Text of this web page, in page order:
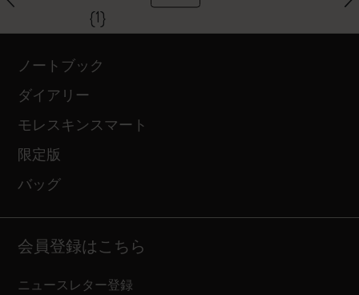
{1}
ノートブック
ダイアリー
モレスキンスマート
限定版
バッグ
会員登録はこちら
ニュースレター登録